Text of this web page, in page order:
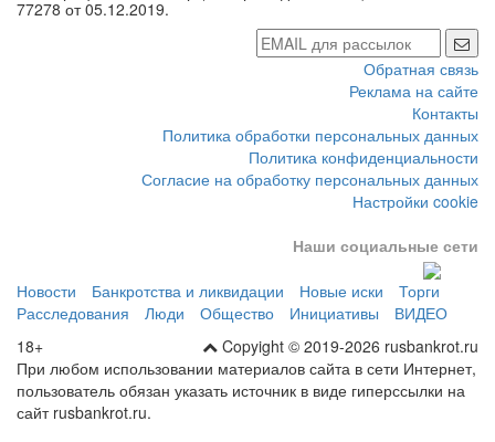
Обратная связь
Реклама на сайте
Контакты
Политика обработки персональных данных
Политика конфиденциальности
Согласие на обработку персональных данных
Настройки cookie
Торги
Расследования
Люди Общество Инициативы
ВИДЕО
Copyight © 2019-2026 rusbankrot.ru
18+
При любом использовании материалов сайта в сети Интернет,
пользователь обязан указать источник в виде гиперссылки на
сайт rusbankrot.ru.